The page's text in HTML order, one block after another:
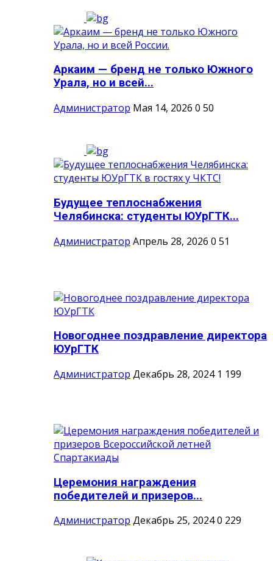
Аркаим — бренд не только Южного
Урала, но и всей...
Администратор Мая 14, 2026 0 50
Будущее теплоснабжения
Челябинска: студенты ЮУрГТК...
Администратор Апрель 28, 2026 0 51
Новогоднее поздравление директора
ЮУрГТК
Администратор Декабрь 28, 2024 1 199
Церемония награждения
победителей и призеров...
Администратор Декабрь 25, 20240 229